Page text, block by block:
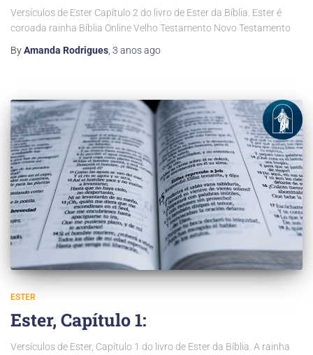
Versículos de Ester Capítulo 2 do livro de Ester da Bíblia. Ester é
coroada rainha Bíblia Online Velho Testamento Novo Testamento
ByAmanda Rodrigues 3 anosago
ESTER
Ester, Capítulo 1:
Versículos de Ester, Capítulo 1 do livro de Ester da Bíblia. A rainha